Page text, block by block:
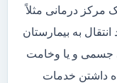
مرکز درمانی مثلاً
به بیمارستان
جسمی و یا وخامت
داشتن خدمات